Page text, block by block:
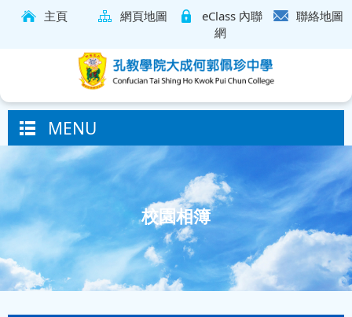
主頁 網頁地圖
eClass 內聯
網
聯絡地圖
MENU
校園相簿